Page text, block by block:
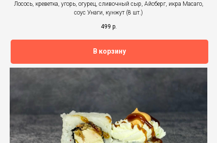
Лосось, креветка, угорь, огурец, сливочный сыр, Айсберг, икра Масаго,
соус Унаги, кунжут (8 шт.)
499 р.
В корзину